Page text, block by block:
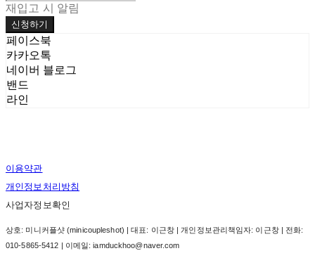
재입고 시 알림
신청하기
페이스북
카카오톡
네이버 블로그
밴드
라인
이용약관
개인정보처리방침
사업자정보확인
상호: 미니커플샷 (minicoupleshot) | 대표: 이근창 | 개인정보관리책임자: 이근창 | 전화:
010-5865-5412 | 이메일: iamduckhoo@naver.com